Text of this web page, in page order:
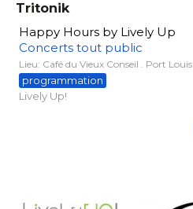
Tritonik
Happy Hours by Lively Up
Concerts tout public
Lieu: Café du Vieux Conseil . Port Louis
programmation
Lively Up!